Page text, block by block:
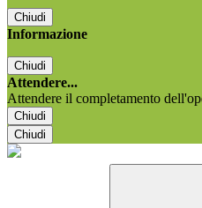
Chiudi
Informazione
Chiudi
Attendere...
Attendere il completamento
Chiudi
Chiudi